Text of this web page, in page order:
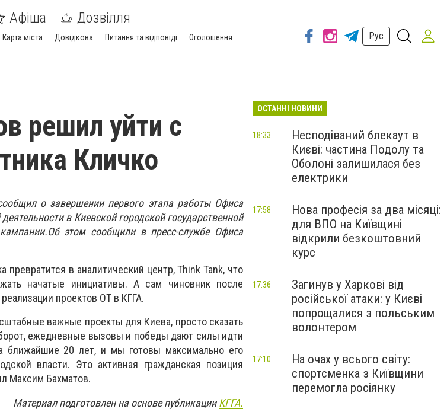
Афіша Дозвілля
Карта міста Довідкова Питання та відповіді
Оголошення
Рус
решил уйти с
Кличко
о завершении первого этапа работы Офиса
в Киевской городской государственной
этом сообщили в пресс-службе Офиса
в аналитический центр, Think Tank, что
начатые инициативы. А сам чиновник после
проектов ОТ в КГГА.
важные проекты для Киева, просто сказать
ежедневные вызовы и победы дают силы идти
ближайшие 20 лет, и мы готовы максимально его
власти. Это активная гражданская позиция
Максим Бахматов.
Материал подготовлен на основе публикацииКГГА.
ОСТАННІ НОВИНИ
Несподіваний блекаут в
Києві: частина Подолу та
Оболоні залишилася без
електрики
18:33
Нова професія за два місяці:
для ВПО на Київщині
відкрили безкоштовний
курс
17:58
Загинув у Харкові від
російської атаки: у Києві
попрощалися з польським
волонтером
17:36
На очах у всього світу:
спортсменка з Київщини
перемогла росіянку
17:10